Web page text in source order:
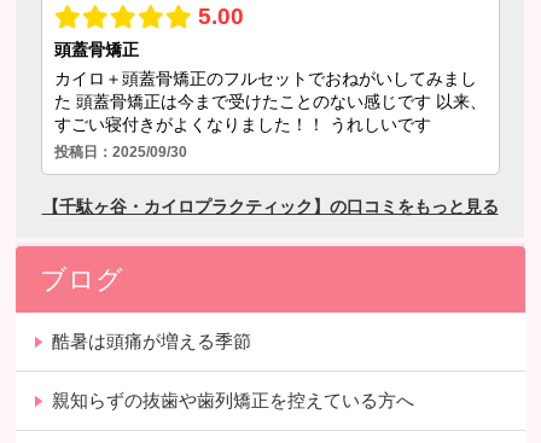
ブログ
酷暑は頭痛が増える季節
親知らずの抜歯や歯列矯正を控えている方へ